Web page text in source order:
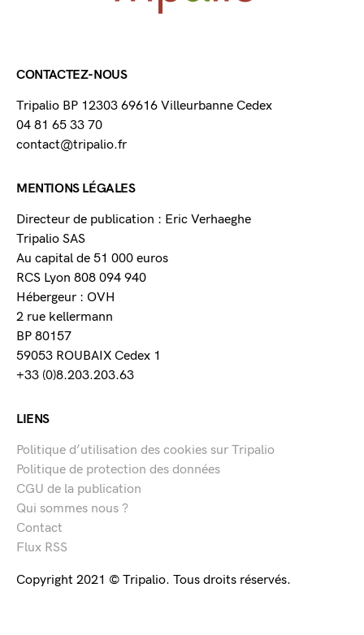
CONTACTEZ-NOUS
Tripalio BP 12303 69616 Villeurbanne Cedex
04 81 65 33 70
contact@tripalio.fr
MENTIONS LÉGALES
Directeur de publication : Eric Verhaeghe
Tripalio SAS
Au capital de 51 000 euros
RCS Lyon 808 094 940
Hébergeur : OVH
2 rue kellermann
BP 80157
59053 ROUBAIX Cedex 1
+33 (0)8.203.203.63
LIENS
Politique d’utilisation des cookies sur Tripalio
Politique de protection des données
CGU de la publication
Qui sommes nous ?
Contact
Flux RSS
Copyright 2021 © Tripalio. Tous droits réservés.